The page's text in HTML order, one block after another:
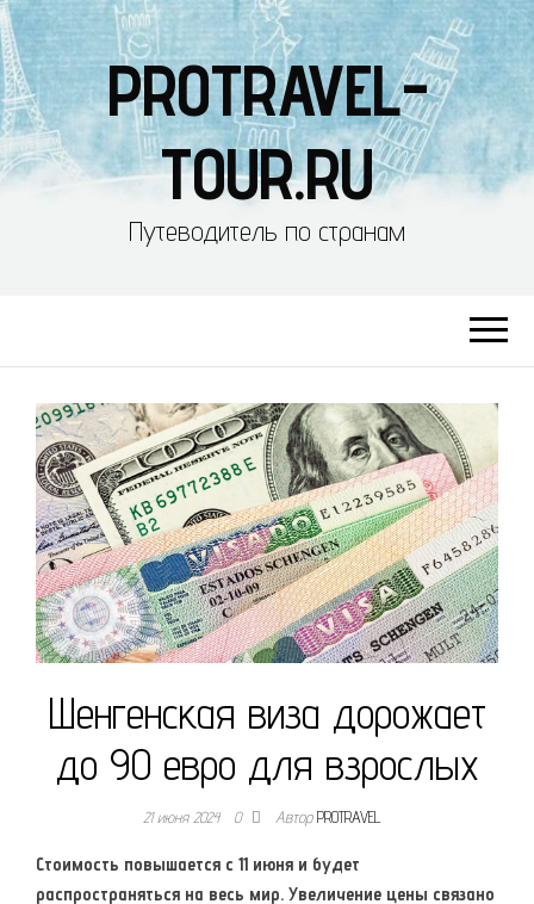
PROTRAVEL-
TOUR.RU
Путеводитель по странам
Шенгенская виза дорожает
до 90 евро для взрослых
21 июня 2024 0 АвторPROTRAVEL
Стоимость повышается с 11 июня и будет
распространяться на весь мир. Увеличение цены связано